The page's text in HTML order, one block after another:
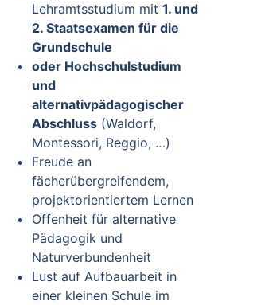
Lehramtsstudium mit 1. und
2. Staatsexamen für die
Grundschule
oder Hochschulstudium
und
alternativpädagogischer
Abschluss (Waldorf,
Montessori, Reggio, …)
Freude an
fächerübergreifendem,
projektorientiertem Lernen
Offenheit für alternative
Pädagogik und
Naturverbundenheit
Lust auf Aufbauarbeit in
einer kleinen Schule im